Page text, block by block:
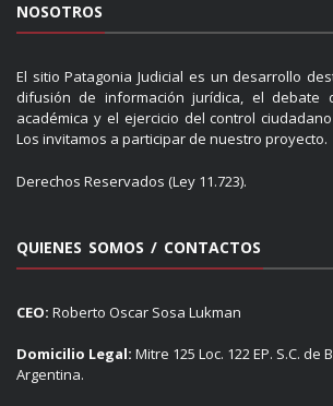
NOSOTROS
El sitio Patagonia Judicial es un desarrollo
difusión de información jurídica, el debate
académica y el ejercicio del control
Los invitamos a participar de nuestro proyecto.
Derechos Reservados (Ley 11.723).
QUIENES SOMOS / CONTACTOS
CEO: Roberto Oscar Sosa Lukman
Domicilio Legal: Mitre 125 Loc. 122 EP. S.C. de
Argentina.